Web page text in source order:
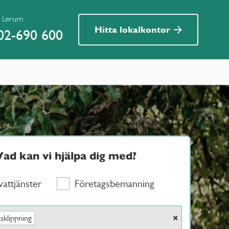
690 600 Hitta lokalkontor
kan vi hjälpa dig med?
Företagsbemanning
×